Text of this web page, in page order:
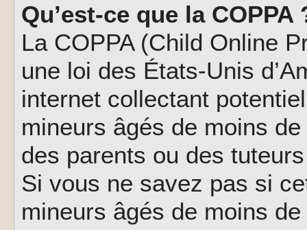
Qu’est-ce que la COPPA
La COPPA (Child Online
une loi des États-Unis
internet collectant
mineurs âgés de moins
des parents ou des
Si vous ne savez pas si
mineurs âgés de moins